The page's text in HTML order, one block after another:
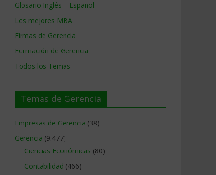
Glosario Inglés – Español
Los mejores MBA
Firmas de Gerencia
Formación de Gerencia
Todos los Temas
Temas de Gerencia
Empresas de Gerencia (38)
Gerencia (9.477)
Ciencias Económicas (80)
Contabilidad (466)